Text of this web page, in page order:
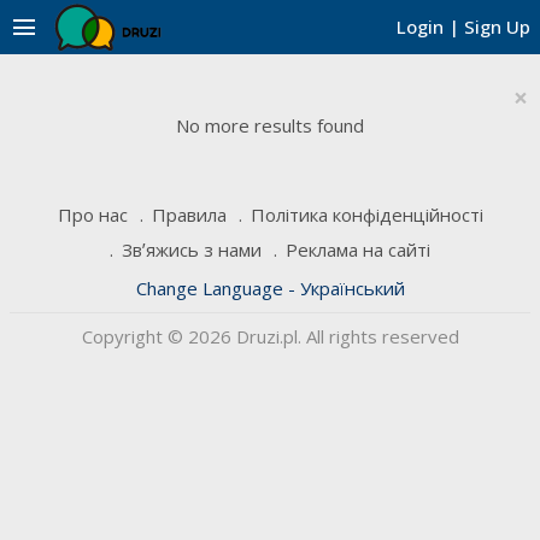
Login | Sign Up
menu
×
No more results found
Про нас Правила
Політика конфіденційності
Звʼяжись з нами
Реклама на сайті
Change Language - Український
Copyright © 2026 Druzi.pl. All rights reserved